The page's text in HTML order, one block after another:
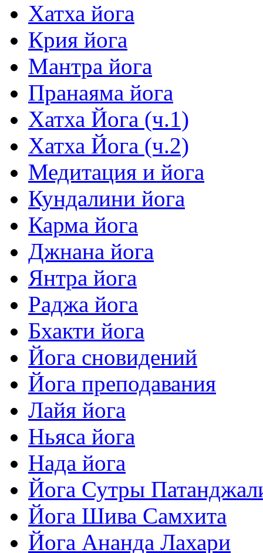
Хатха йога
Крия йога
Мантра йога
Пранаяма йога
Хатха Йога (ч.1)
Хатха Йога (ч.2)
Медитация и йога
Кундалини йога
Карма йога
Джнана йога
Янтра йога
Раджа йога
Бхакти йога
Йога сновидений
Йога преподавания
Лайя йога
Ньяса йога
Нада йога
Йога Сутры
Йога Шива Самхита
Йога Ананда Лахари